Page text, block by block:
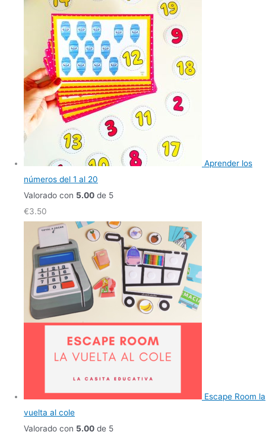
Aprender los
números del 1 al 20
Valorado con 5.00 de 5
€3.50
Escape Room la
vuelta al cole
Valorado con 5.00 de 5